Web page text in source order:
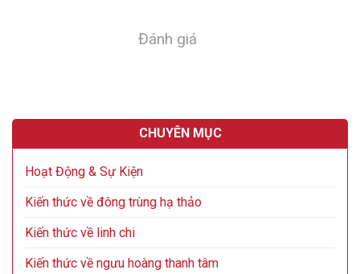
Đánh giá
CHUYÊN MỤC
Hoạt Động & Sự Kiện
Kiến thức về đông trùng hạ thảo
Kiến thức về linh chi
Kiến thức về ngưu hoàng thanh tâm